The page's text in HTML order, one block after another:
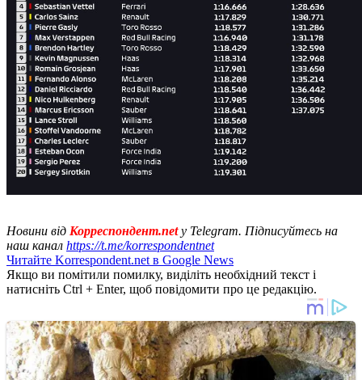
Новини від Корреспондент.netу Telegram. Підписуйтесь на
наш канал https://t.me/korrespondentnet
Читайте Korrespondent.net в Google News
Якщо ви помітили помилку, виділіть необхідний текст і
натисніть Ctrl + Enter, щоб повідомити про це редакцію.